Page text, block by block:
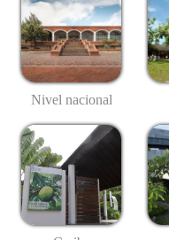
Nivel nacional